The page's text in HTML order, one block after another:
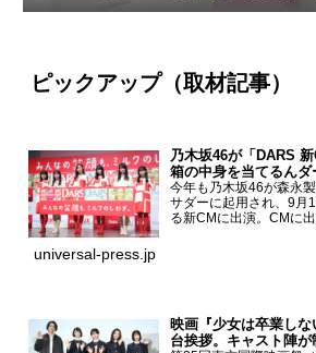
ザイン
ピックアップ（取材記事）
乃木坂46が「DARS
箱の中身を当てるんダ
今年も乃木坂46が森永
サダーに起用され、9月
る新CMに出演。CMに
一ノ瀬美空、菅原咲月
universal-press.jp
映画『少女は卒業し
台挨拶。キャスト陣が